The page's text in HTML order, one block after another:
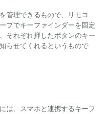
管理できるもので、リモコ
プでキーファインダーを固定
それぞれ押したボタンのキー
らせてくれるというもので
は、スマホと連携するキーフ